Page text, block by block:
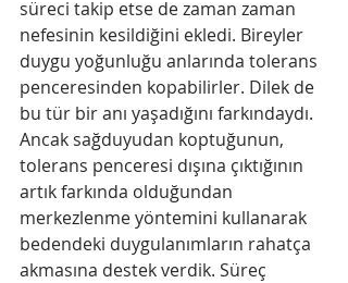
süreci takip etse de zaman zaman
nefesinin kesildiğini ekledi. ​Bireyler
duygu yoğunluğu anlarında tolerans
penceresinden kopabilirler. Dilek de
bu tür bir anı yaşadığını farkındaydı.
Ancak sağduyudan koptuğunun,
tolerans penceresi dışına çıktığının
artık farkında olduğundan
merkezlenme yöntemini kullanarak
bedendeki duygulanımların rahatça
akmasına destek verdik. Süreç